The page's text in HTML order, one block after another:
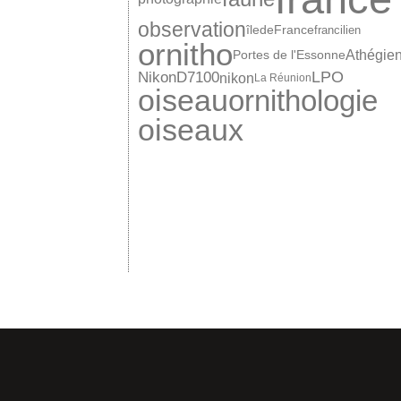
observationîledeFrancefrancilien
ornithoPortes de l'Essonne
NikonD7100nikonLa RéunionLPO
oiseauornithologie
oiseaux